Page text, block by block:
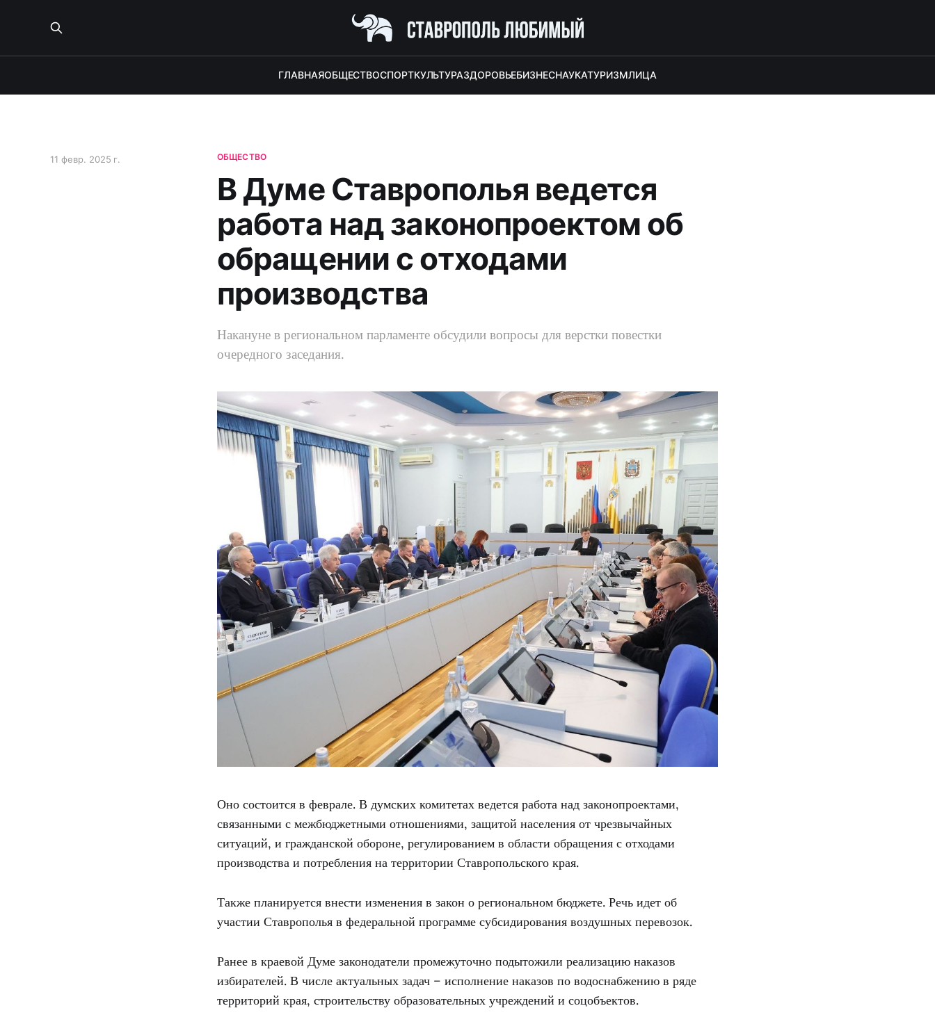
ГЛАВНАЯОБЩЕСТВОСПОРТКУЛЬТУРАЗДОРОВЬЕБИЗНЕСНАУКАТУРИЗМЛИЦА
ОБЩЕСТВО
В Думе Ставрополья ведется
работа над законопроектом об
обращении с отходами
производства
11 февр. 2025 г.
Накануне в региональном парламенте обсудили вопросы для верстки повестки
очередного заседания.
Оно состоится в феврале. В думских комитетах ведется работа над законопроектами,
связанными с межбюджетными отношениями, защитой населения от чрезвычайных
ситуаций, и гражданской обороне, регулированием в области обращения с отходами
производства и потребления на территории Ставропольского края.
Также планируется внести изменения в закон о региональном бюджете. Речь идет об
участии Ставрополья в федеральной программе субсидирования воздушных перевозок.
Ранее в краевой Думе законодатели промежуточно подытожили реализацию наказов
избирателей. В числе актуальных задач – исполнение наказов по водоснабжению в ряде
территорий края, строительству образовательных учреждений и соцобъектов.